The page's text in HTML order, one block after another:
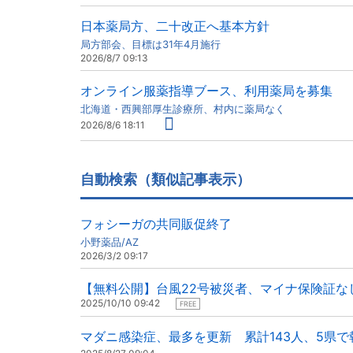
日本薬局方、二十改正へ基本方針
局方部会、目標は31年4月施行
2026/8/7 09:13
オンライン服薬指導ブース、利用薬局を募集
北海道・西興部厚生診療所、村内に薬局なく
2026/8/6 18:11
自動検索（類似記事表示）
フォシーガの共同販促終了
小野薬品/AZ
2026/3/2 09:17
【無料公開】台風22号被災者、マイナ保険証
2025/10/10 09:42 FREE
マダニ感染症、最多を更新 累計143人、5県で